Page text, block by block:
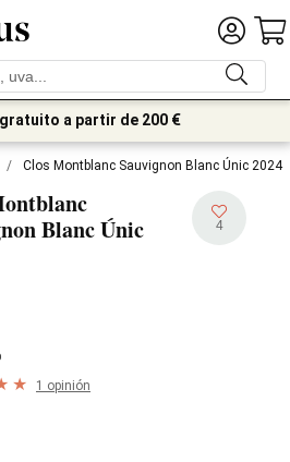
a partir de 200 €
/ Clos Montblanc Sauvignon Blanc Únic 2024
Blanc Únic
4
1 opinión